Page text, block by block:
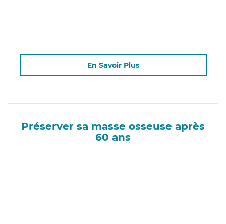
En Savoir Plus
Préserver sa masse osseuse après
60 ans